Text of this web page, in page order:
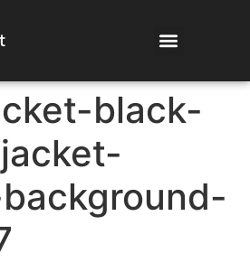
black-